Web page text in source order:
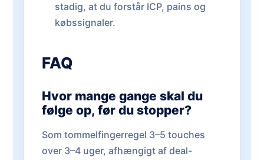
stadig, at du forstår ICP, pains og
købssignaler.
FAQ
Hvor mange gange skal du
følge op, før du stopper?
Som tommelfingerregel 3–5 touches
over 3–4 uger, afhængigt af deal-